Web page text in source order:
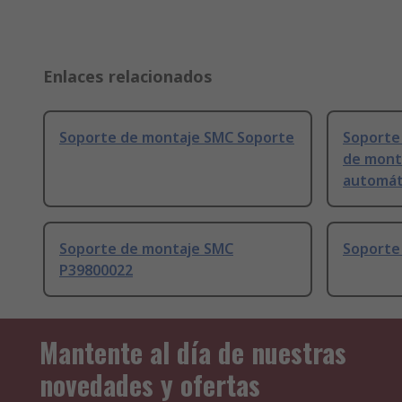
Enlaces relacionados
Soporte de montaje SMC Soporte
de
Soporte de montaje SMC
P39800022
Soporte
Mantente al día de nuestras
novedades y ofertas